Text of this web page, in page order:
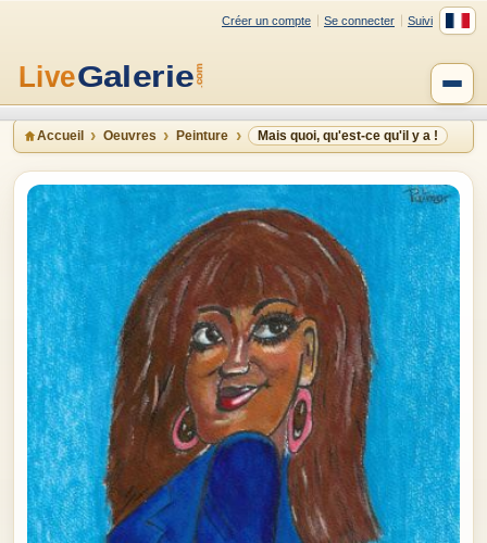
Créer un compte Se connecter Suivi
Accueil Oeuvres Peinture Mais quoi, qu'est-ce qu'il y a !